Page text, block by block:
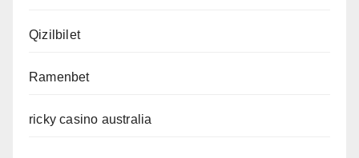
Qizilbilet
Ramenbet
ricky casino australia